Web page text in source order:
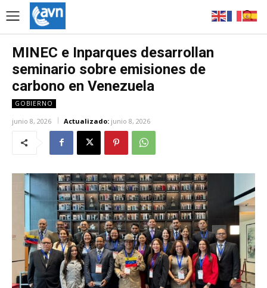
MINEC e Inparques desarrollan
seminario sobre emisiones de
carbono en Venezuela
GOBIERNO
junio 8, 2026 Actualizado: junio 8, 2026